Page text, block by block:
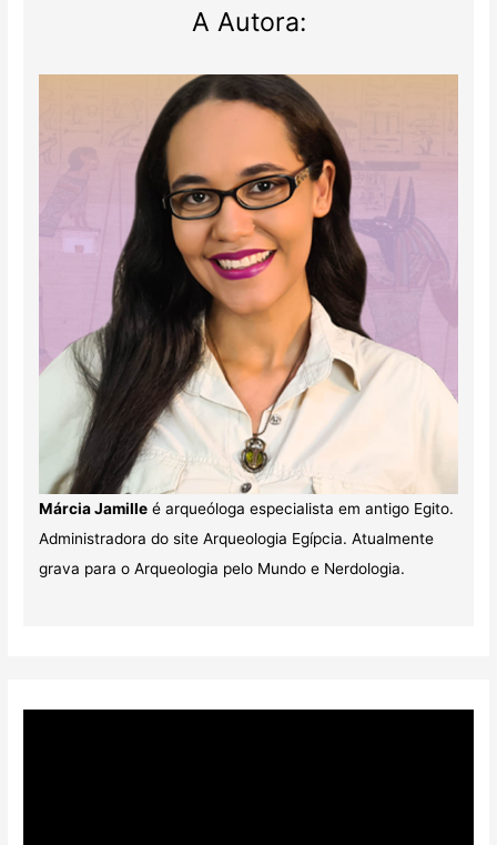
A Autora:
Márcia Jamilleé arqueóloga especialista em antigo Egito.
Administradora do site Arqueologia Egípcia. Atualmente
grava para o Arqueologia pelo Mundo e Nerdologia.